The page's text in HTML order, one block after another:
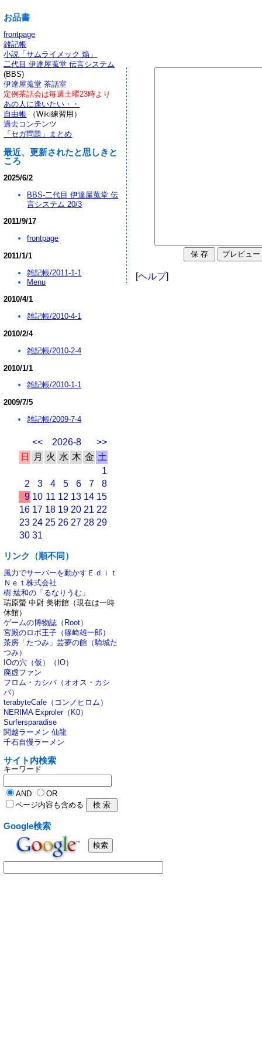
[ヘルプ]
お品書
frontpage
雑記帳
小説「サムライメック 焔」
二代目 伊達屋蒐堂 伝言システム
(BBS)
伊達屋蒐堂 茶話室
定例茶話会は毎週土曜23時より
あの人に逢いたい・・
自由帳 （Wiki練習用）
過去コンテンツ
「セガ問題」まとめ
最近、更新されたと思しきと
ころ
2025/6/2
BBS-二代目 伊達屋蒐堂 伝
言システム 20/3
2011/9/17
frontpage
2011/1/1
雑記帳/2011-1-1
Menu
2010/4/1
雑記帳/2010-4-1
2010/2/4
雑記帳/2010-2-4
2010/1/1
雑記帳/2010-1-1
2009/7/5
雑記帳/2009-7-4
<< 2026-8
>>
日
月 火 水 木 金 土
1
2
3 4 5 6 7
8
9 10 11 12 13 14 15
16 17 18 19 20 21 22
23 24 25 26 27 28 29
30 31
リンク（順不同）
風力でサーバーを動かすＥｄｉｔ
Ｎｅｔ株式会社
樹 紘和の「るなりうむ」
瑞原螢 中尉 美術館（現在は一時
休館）
ゲームの博物誌（Root）
宮殿のロボ王子（篠崎雄一郎）
茶房「たつみ」芸夢の館（騎城た
つみ）
IOの穴（仮）（IO）
廃虚ファン
フロム・カシバ（オオス・カシ
バ）
terabyteCafe（コンノヒロム）
NERIMA Exproler（K0）
Surfersparadise
関越ラーメン 仙龍
千石自慢ラーメン
サイト内検索
キーワード
AND
OR
ページ内容も含める
Google検索